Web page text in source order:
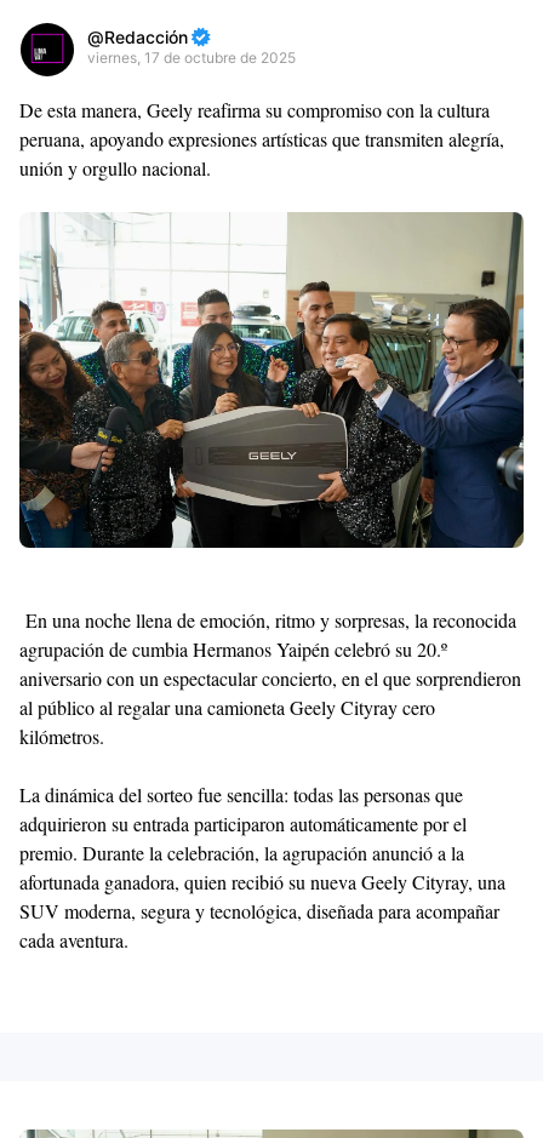
Redacción
viernes, 17 de octubre de 2025
Premium
By
Raushan
Design
Shroff
Templates
De esta manera, Geely reafirma su compromiso con la cultura
peruana, apoyando expresiones artísticas que transmiten alegría,
unión y orgullo nacional.
En una noche llena de emoción, ritmo y sorpresas, la reconocida
agrupación de cumbia Hermanos Yaipén celebró su 20.º
aniversario con un espectacular concierto, en el que sorprendieron
al público al regalar una camioneta Geely Cityray cero
kilómetros.
La dinámica del sorteo fue sencilla: todas las personas que
adquirieron su entrada participaron automáticamente por el
premio. Durante la celebración, la agrupación anunció a la
afortunada ganadora, quien recibió su nueva Geely Cityray, una
SUV moderna, segura y tecnológica, diseñada para acompañar
cada aventura.